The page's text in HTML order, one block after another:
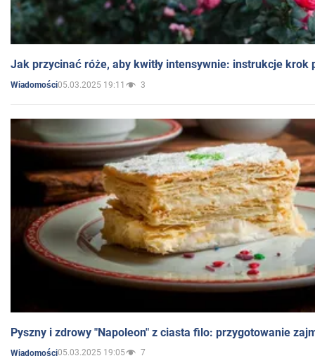
Jak przycinać róże, aby kwitły intensywnie: instrukcje krok
Wiadomości05.03.2025 19:11 3
Pyszny i zdrowy "Napoleon" z ciasta filo: przygotowanie
Wiadomości05.03.2025 19:05 7